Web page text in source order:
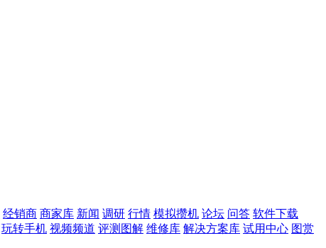
经销商 商家库 新闻 调研 行情 模拟攒机 论坛 问答 软件下载
玩转手机 视频频道 评测图解 维修库 解决方案库 试用中心 图赏